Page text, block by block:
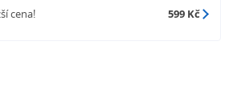
cena! 599 Kč